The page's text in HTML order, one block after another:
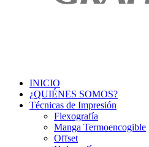
INICIO
¿QUIÉNES SOMOS?
Técnicas de Impresión
Flexografía
Manga Termoencogible
Offset